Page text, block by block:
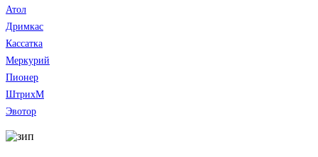
Атол
Дримкас
Кассатка
Меркурий
Пионер
ШтрихМ
Эвотор